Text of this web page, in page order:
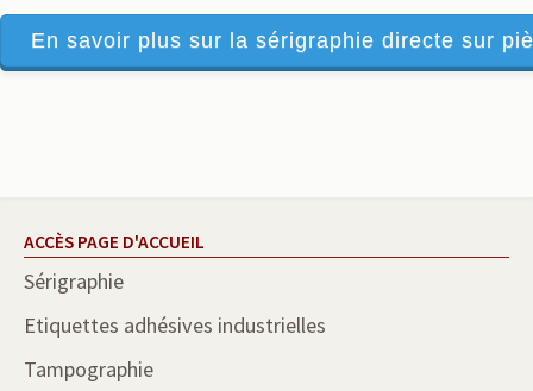
En savoir plus sur la sérigraphie directe sur
ACCÈS PAGE D'ACCUEIL
Sérigraphie
Etiquettes adhésives industrielles
Tampographie